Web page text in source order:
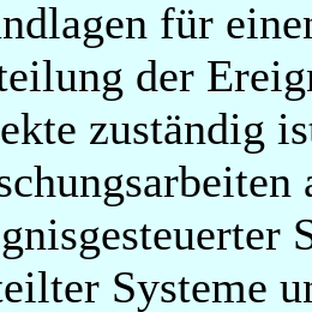
für
der
zuständig
Systeme